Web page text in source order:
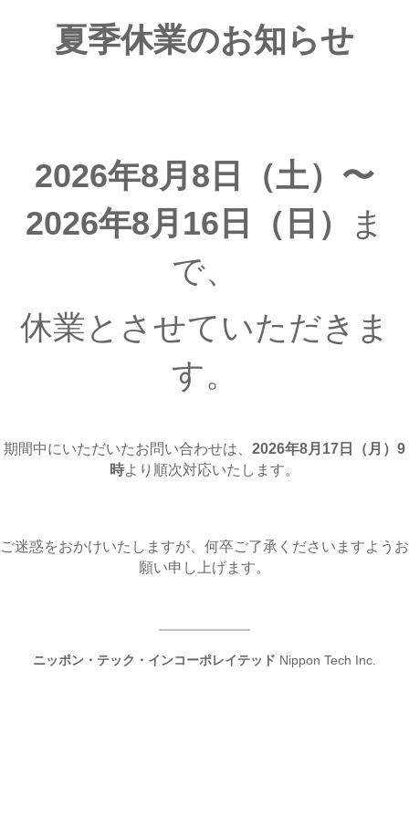
夏季休業のお知らせ
2026年8月8日（土）〜
2026年8月16日（日）
ま
で、
休業とさせていただきま
す。
期間中にいただいたお問い合わせは、 2026年8月17日（月 ）9
時より順次対応いたします。
ご迷惑をおかけいたしますが、何卒ご了承くださいますようお
願い申し上げます。
ニッポン・テック・インコーポレイテッド Nippon Tech Inc.